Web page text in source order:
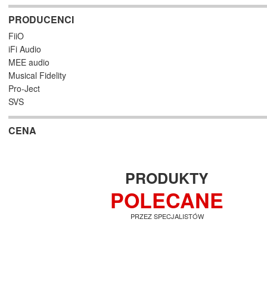
PRODUCENCI
FiiO
iFi Audio
MEE audio
Musical Fidelity
Pro-Ject
SVS
CENA
PRODUKTY
POLECANE
PRZEZ SPECJALISTÓW